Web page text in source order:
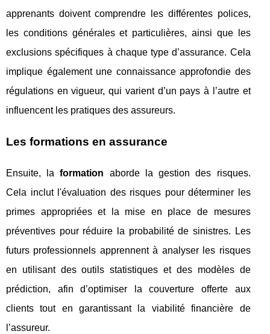
apprenants doivent comprendre les différentes polices,
les conditions générales et particulières, ainsi que les
exclusions spécifiques à chaque type d’assurance. Cela
implique également une connaissance approfondie des
régulations en vigueur, qui varient d’un pays à l’autre et
influencent les pratiques des assureurs.
Les formations en assurance
Ensuite, laformation aborde la gestion des risques.
Cela inclut l'évaluation des risques pour déterminer les
primes appropriées et la mise en place de mesures
préventives pour réduire la probabilité de sinistres. Les
futurs professionnels apprennent à analyser les risques
en utilisant des outils statistiques et des modèles de
prédiction, afin d’optimiser la couverture offerte aux
clients tout en garantissant la viabilité financière de
l’assureur.